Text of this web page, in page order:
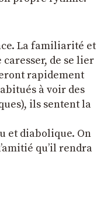
La familiarité et
de se lier
rapidement
à voir des
ils sentent la
et diabolique. On
quʼil rendra